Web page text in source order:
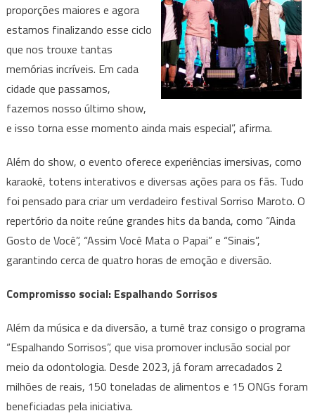
proporções maiores e agora
estamos finalizando esse ciclo
que nos trouxe tantas
memórias incríveis. Em cada
cidade que passamos,
fazemos nosso último show,
e isso torna esse momento ainda mais especial”, afirma.
Além do show, o evento oferece experiências imersivas, como
karaokê, totens interativos e diversas ações para os fãs. Tudo
foi pensado para criar um verdadeiro festival Sorriso Maroto. O
repertório da noite reúne grandes hits da banda, como “Ainda
Gosto de Você”, “Assim Você Mata o Papai” e “Sinais”,
garantindo cerca de quatro horas de emoção e diversão.
Compromisso social: Espalhando Sorrisos
Além da música e da diversão, a turnê traz consigo o programa
“Espalhando Sorrisos”, que visa promover inclusão social por
meio da odontologia. Desde 2023, já foram arrecadados 2
milhões de reais, 150 toneladas de alimentos e 15 ONGs foram
beneficiadas pela iniciativa.